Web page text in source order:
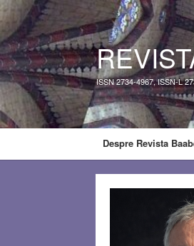
ISSN 2734-4967, ISSN-L
Despre Revista